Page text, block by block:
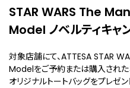
STAR WARS The
Model ノベルティキャ
対象店舗にて、ATTESA STAR
Modelをご予約または購入された
オリジナルトートバッグをプレゼン